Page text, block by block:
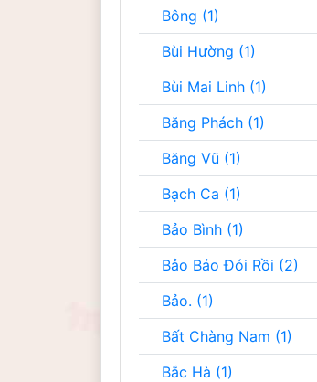
Bông (1)
Bùi Hường (1)
Bùi Mai Linh (1)
Băng Phách (1)
Băng Vũ (1)
Bạch Ca (1)
Bảo Bình (1)
Bảo Bảo Đói Rồi (2)
Bảo. (1)
Bất Chàng Nam (1)
Bắc Hà (1)